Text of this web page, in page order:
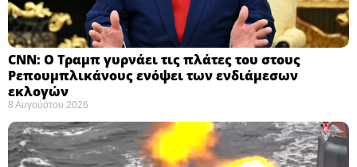
CNN: Ο Τραμπ γυρνάει τις πλάτες του στους
Ρεπουμπλικάνους ενόψει των ενδιάμεσων
εκλογών ​
8 Αυγούστου 2026